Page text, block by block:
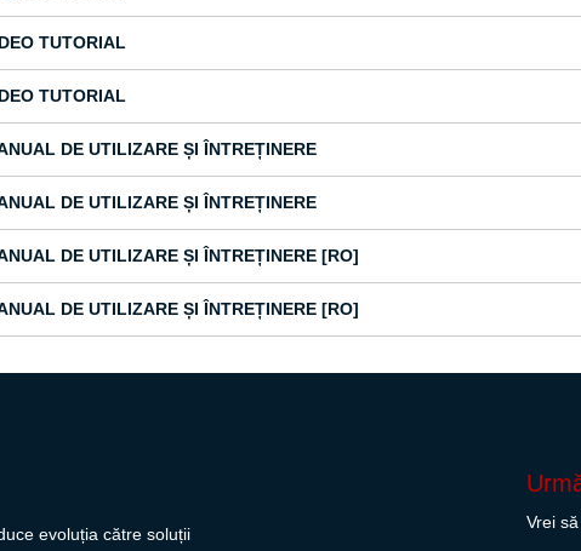
TUTORIAL
TUTORIAL
DE UTILIZARE ȘI ÎNTREȚINERE
DE UTILIZARE ȘI ÎNTREȚINERE
DE UTILIZARE ȘI ÎNTREȚINERE [RO]
DE UTILIZARE ȘI ÎNTREȚINERE [RO]
evoluția către soluții
Vrei